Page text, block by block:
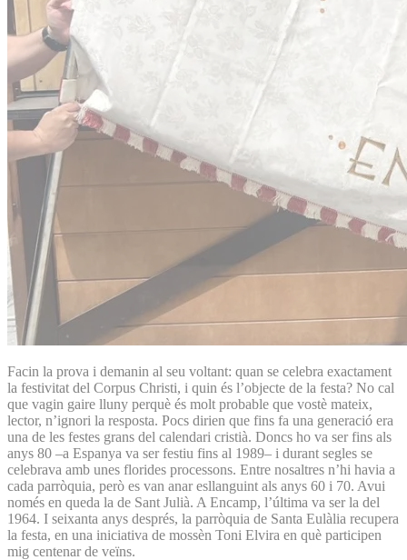
Facin la prova i demanin al seu voltant: quan se celebra exactament
la festivitat del Corpus Christi, i quin és l’objecte de la festa? No cal
que vagin gaire lluny perquè és molt probable que vostè mateix,
lector, n’ignori la resposta. Pocs dirien que fins fa una generació era
una de les festes grans del calendari cristià. Doncs ho va ser fins als
anys 80 –a Espanya va ser festiu fins al 1989– i durant segles se
celebrava amb unes florides processons. Entre nosaltres n’hi havia a
cada parròquia, però es van anar esllanguint als anys 60 i 70. Avui
només en queda la de Sant Julià. A Encamp, l’última va ser la del
1964. I seixanta anys després, la parròquia de Santa Eulàlia recupera
la festa, en una iniciativa de mossèn Toni Elvira en què participen
mig centenar de veïns.